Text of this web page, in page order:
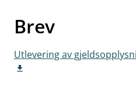
notifications_noneAbonner på
Brev
Utlevering av